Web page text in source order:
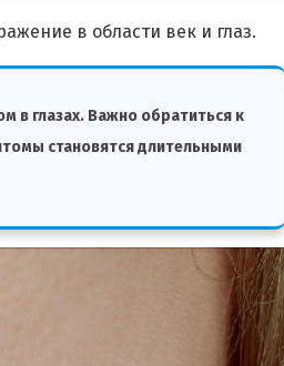
в области век и глаз.
в глазах. Важно обратиться к
становятся длительными